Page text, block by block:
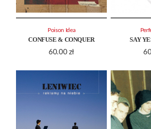
CONFUSE & CONQUER
60.00 zł
Poison Idea
SAY